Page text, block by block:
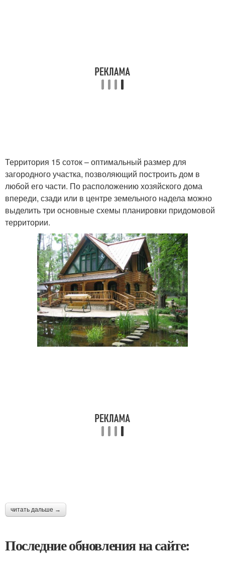
Территория 15 соток – оптимальный размер для
загородного участка, позволяющий построить дом в
любой его части. По расположению хозяйского дома
впереди, сзади или в центре земельного надела можно
выделить три основные схемы планировки придомовой
территории.
читать дальше →
Последние обновления на сайте: